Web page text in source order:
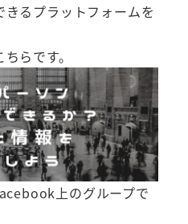
るプラットフォームを
らです。
上のグループで